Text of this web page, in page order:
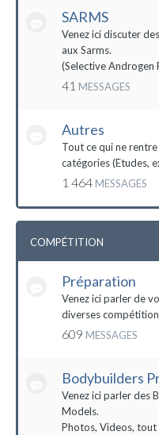
SARMS
Venez ici discuter
aux Sarms.
(Selective
41 MESSAGES
Autres
Tout ce qui ne
catégories (Etudes,
1 464 MESSAGES
COMPÉTITION
Préparation
Venez ici parler de
diverses
609 MESSAGES
Bodybuilders
Venez ici parler des
Models.
Photos, Videos, tout